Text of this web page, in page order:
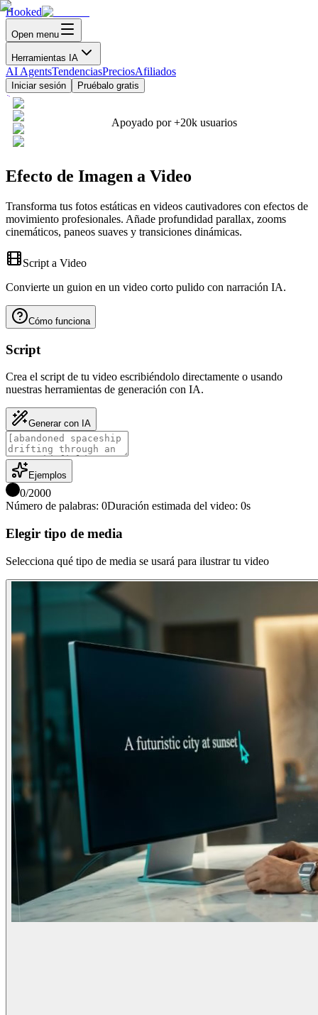
Hooked
Open menu
Herramientas IA
AI AgentsTendenciasPreciosAfiliados
Iniciar sesión Pruébalo gratis
Apoyado por +20k usuarios
Efecto de Imagen a Video
Transforma tus fotos estáticas en videos cautivadores con efectos de
movimiento profesionales. Añade profundidad parallax, zooms
cinemáticos, paneos suaves y transiciones dinámicas.
Script a Video
Convierte un guion en un video corto pulido con narración IA.
Cómo funciona
Script
Crea el script de tu video escribiéndolo directamente o usando
nuestras herramientas de generación con IA.
Generar con IA
Ejemplos
0/2000
Número de palabras: 0Duración estimada del video: 0s
Elegir tipo de media
Selecciona qué tipo de media se usará para ilustrar tu video